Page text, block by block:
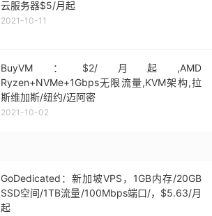
云服务器$5/月起
2021-10-11
BuyVM：$2/月起,AMD
Ryzen+NVMe+1Gbps无限流量,KVM架构,拉
斯维加斯/纽约/迈阿密
2021-10-02
GoDedicated：新加坡VPS，1GB内存/20GB
SSD空间/1TB流量/100Mbps端口/，$5.63/月
起